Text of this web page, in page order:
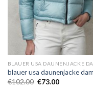
BLAUER USA DAUNENJACKE
blauer usa daunenjacke
€102.00 €73.00